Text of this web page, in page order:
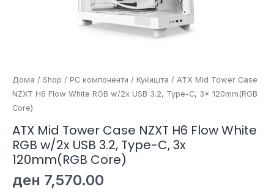
Дома / Shop / PC компоненти / Куќишта / ATX Mid Tower Case
NZXT H6 Flow White RGB w/2x USB 3.2, Type-C, 3x 120mm(RGB
Core)
ATX Mid Tower Case NZXT H6 Flow White
RGB w/2x USB 3.2, Type-C, 3x
120mm(RGB Core)
ден 7,570.00